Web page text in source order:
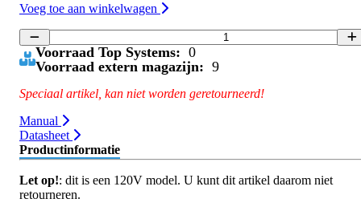
Voeg toe aan winkelwagen
Voorraad Top Systems: 0
Voorraad extern magazijn: 9
Speciaal artikel, kan niet worden geretourneerd!
Manual
Datasheet
Productinformatie
Let op!: dit is een 120V model. U kunt dit artikel daarom niet
retourneren.